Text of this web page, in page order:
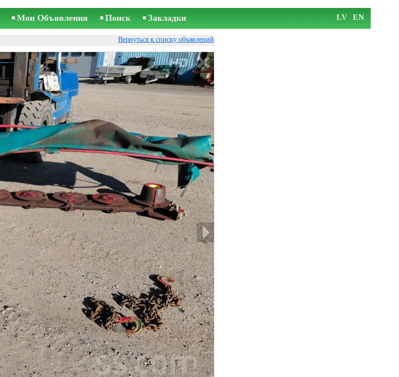
Мои Объявления Поиск Закладки LV EN
Вернуться к списку объявлений